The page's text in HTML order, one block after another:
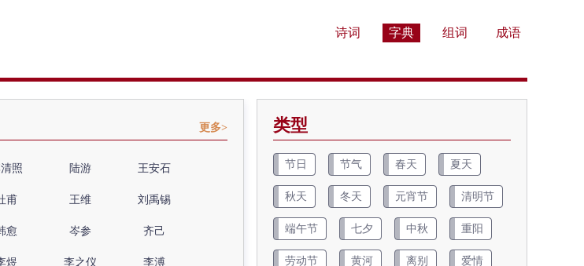
诗词 字典 组词 成语
更多>
照 陆游 王安石
甫 王维 刘禹锡
愈 岑参 齐己
煜 李之仪 李溥
类型
节日 节气 春天 夏天
秋天 冬天 元宵节 清明节
端午节 七夕 中秋 重阳
劳动节 黄河 离别 爱情